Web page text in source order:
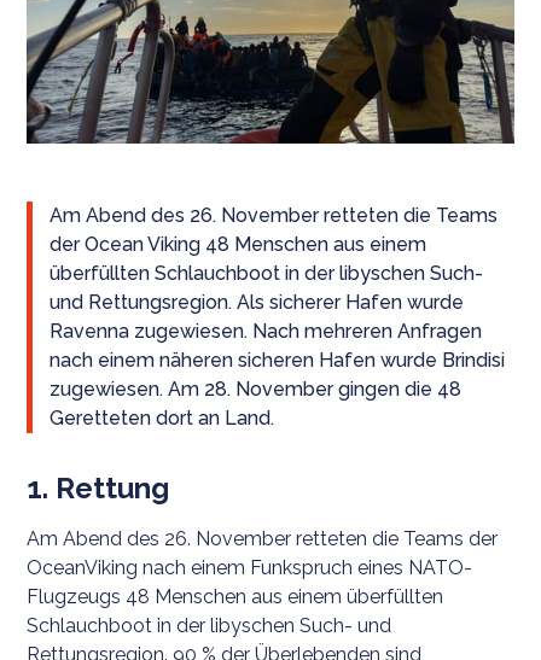
Am Abend des 26. November retteten die Teams
der Ocean Viking 48 Menschen aus einem
überfüllten Schlauchboot in der libyschen Such-
und Rettungsregion. Als sicherer Hafen wurde
Ravenna zugewiesen. Nach mehreren Anfragen
nach einem näheren sicheren Hafen wurde Brindisi
zugewiesen. Am 28. November gingen die 48
Geretteten dort an Land.
1. Rettung
Am Abend des 26. November retteten die Teams der
OceanViking nach einem Funkspruch eines NATO-
Flugzeugs 48 Menschen aus einem überfüllten
Schlauchboot in der libyschen Such- und
Rettungsregion. 90 % der Überlebenden sind